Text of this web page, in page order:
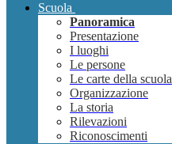
Scuola
Panoramica
Presentazione
I luoghi
Le persone
Le carte della scuola
Organizzazione
La storia
Rilevazioni
Riconoscimenti